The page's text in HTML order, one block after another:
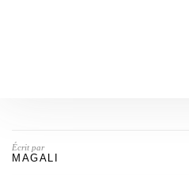
Écrit par
MAGALI